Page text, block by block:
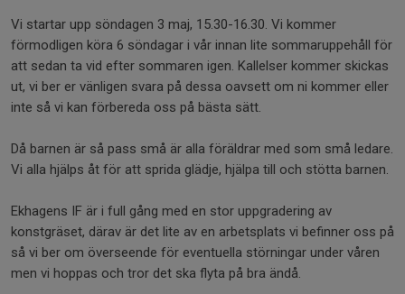
Vi startar upp söndagen 3 maj, 15.30-16.30. Vi kommer
förmodligen köra 6 söndagar i vår innan lite sommaruppehåll för
att sedan ta vid efter sommaren igen. Kallelser kommer skickas
ut, vi ber er vänligen svara på dessa oavsett om ni kommer eller
inte så vi kan förbereda oss på bästa sätt.
Då barnen är så pass små är alla föräldrar med som små ledare.
Vi alla hjälps åt för att sprida glädje, hjälpa till och stötta barnen.
Ekhagens IF är i full gång med en stor uppgradering av
konstgräset, därav är det lite av en arbetsplats vi befinner oss på
så vi ber om överseende för eventuella störningar under våren
men vi hoppas och tror det ska flyta på bra ändå.